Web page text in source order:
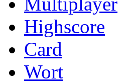
Highscore
Card
Wort